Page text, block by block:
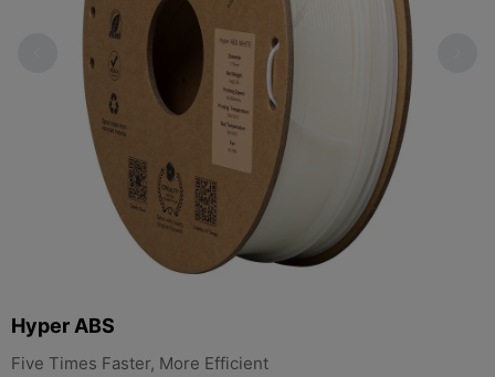
Hyper ABS
Five Times Faster, More Efficient